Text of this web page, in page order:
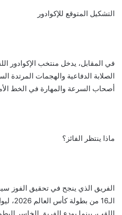
التشكيل المتوقع للإكوادور
في المقابل، يدخل منتخب الإكوادور
الصلابة الدفاعية والهجمات المرتدة
أصحاب السرعة والمهارة في الخط
ماذا ينتظر الفائز؟
الفريق الذي ينجح في تحقيق الفوز
الـ16